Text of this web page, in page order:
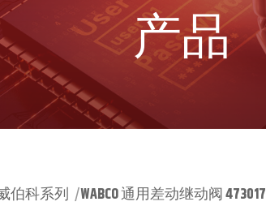
产品
伯科系列 |WABCO 通用差动继动阀